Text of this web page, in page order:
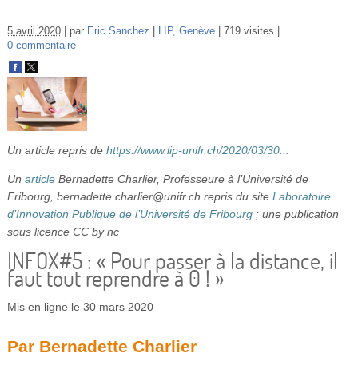
IA
S’inscrire
Se connecter
5 avril 2020 par Eric Sanchez LIP, Genève
719 visites
0 commentaire
Un article repris de https://www.lip-unifr.ch/2020/03/30...
Un articleBernadette Charlier, Professeure à l’Université de
Fribourg, bernadette.charlier@unifr.ch repris du site Laboratoire
d’Innovation Publique de l’Université de Fribourg; une publication
sous licence CC by nc
INFOX#5 : « Pour passer à la distance, il
faut tout reprendre à 0 ! »
Mis en ligne le 30 mars 2020
Par Bernadette Charlier